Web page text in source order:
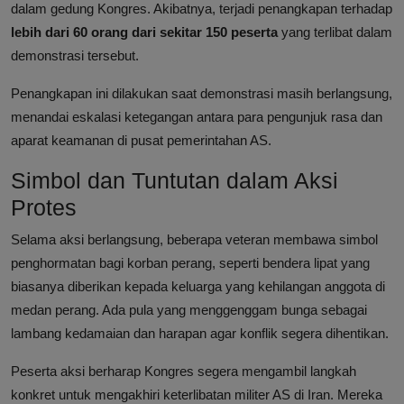
dalam gedung Kongres. Akibatnya, terjadi penangkapan terhadap
lebih dari 60 orang dari sekitar 150 peserta yang terlibat dalam
demonstrasi tersebut.
Penangkapan ini dilakukan saat demonstrasi masih berlangsung,
menandai eskalasi ketegangan antara para pengunjuk rasa dan
aparat keamanan di pusat pemerintahan AS.
Simbol dan Tuntutan dalam Aksi
Protes
Selama aksi berlangsung, beberapa veteran membawa simbol
penghormatan bagi korban perang, seperti bendera lipat yang
biasanya diberikan kepada keluarga yang kehilangan anggota di
medan perang. Ada pula yang menggenggam bunga sebagai
lambang kedamaian dan harapan agar konflik segera dihentikan.
Peserta aksi berharap Kongres segera mengambil langkah
konkret untuk mengakhiri keterlibatan militer AS di Iran. Mereka